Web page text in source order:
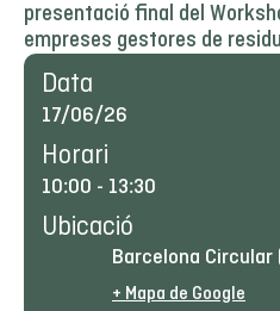
presentació final del
empreses gestores de
Data
17/06/26
Horari
10:00 - 13:30
Ubicació
Barcelona Circular
+ Mapa de Google